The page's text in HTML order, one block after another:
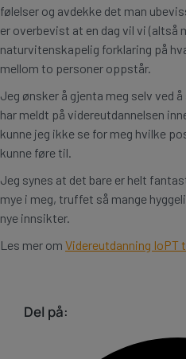
følelser og avdekke det man
er overbevist at en dag vil vi (altså
naturvitenskapelig forklaring på
mellom to personer oppstår.
Jeg ønsker å gjenta meg selv ved
har meldt på videreutdannelsen
kunne jeg ikke se for meg hvilke
kunne føre til.
Jeg synes at det bare er helt
mye i meg, truffet så mange
nye innsikter.
Les mer om Videreutdanning IoPT
Del på: